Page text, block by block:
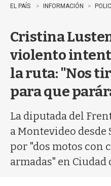
EL PAÍS INFORMACIÓN
Cristina
violento
la ruta: "Nos
para que
La diputada del
a Montevideo desde
por "dos motos con
armadas" en Ciudad